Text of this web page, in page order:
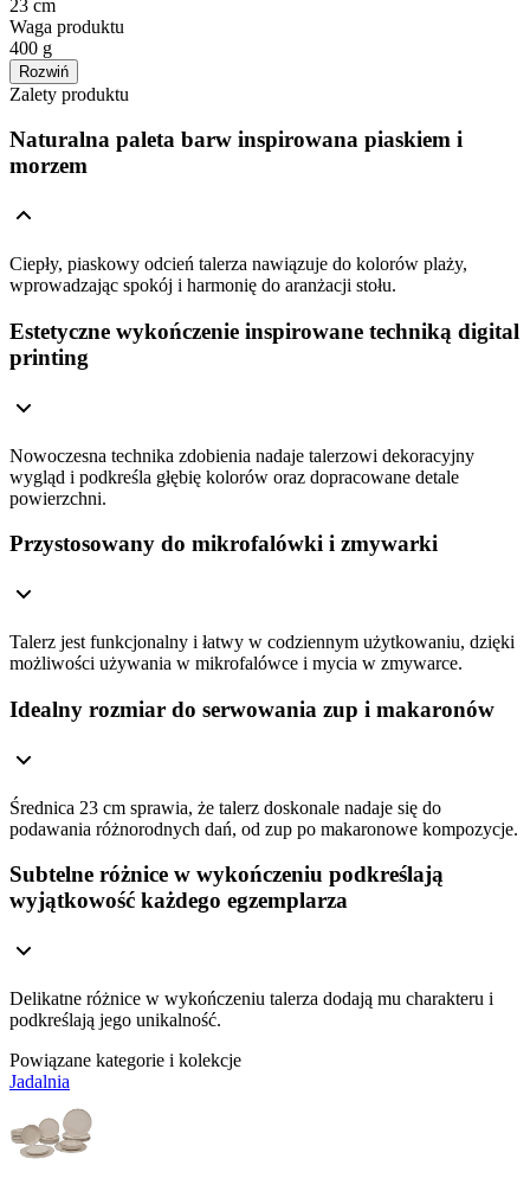
23 cm
Waga produktu
400 g
Rozwiń
Zalety produktu
Naturalna paleta barw inspirowana piaskiem i
morzem
Ciepły, piaskowy odcień talerza nawiązuje do kolorów plaży,
wprowadzając spokój i harmonię do aranżacji stołu.
Estetyczne wykończenie inspirowane techniką digital
printing
Nowoczesna technika zdobienia nadaje talerzowi dekoracyjny
wygląd i podkreśla głębię kolorów oraz dopracowane detale
powierzchni.
Przystosowany do mikrofalówki i zmywarki
Talerz jest funkcjonalny i łatwy w codziennym użytkowaniu, dzięki
możliwości używania w mikrofalówce i mycia w zmywarce.
Idealny rozmiar do serwowania zup i makaronów
Średnica 23 cm sprawia, że talerz doskonale nadaje się do
podawania różnorodnych dań, od zup po makaronowe kompozycje.
Subtelne różnice w wykończeniu podkreślają
wyjątkowość każdego egzemplarza
Delikatne różnice w wykończeniu talerza dodają mu charakteru i
podkreślają jego unikalność.
Powiązane kategorie i kolekcje
Jadalnia